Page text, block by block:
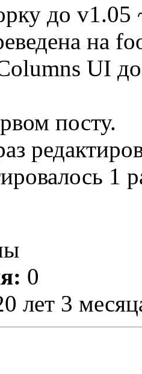
до v1.05
на
UI
посту.
1
0
лет 3